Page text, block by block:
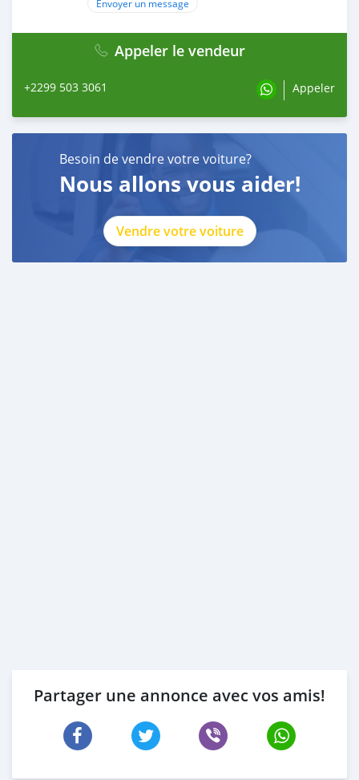
Envoyer un message
Appeler le vendeur
+2299 503 3061 Appeler
Besoin de vendre votre voiture?
Nous allons vous aider!
Vendre votre voiture
Partager une annonce avec vos amis!